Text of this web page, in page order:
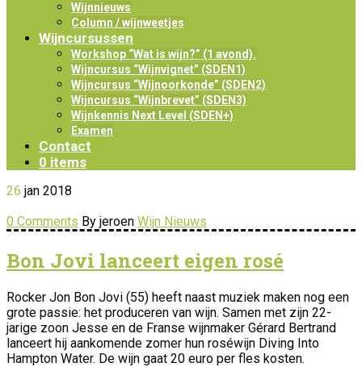
Wijnnieuws
Column / wijnweetjes
Wijncursussen
Workshop “Wat is wijn?” (1 avond).
Wijncursus “Wijnvignet” (SDEN1)
Wijncursus “Wijnoorkonde” (SDEN2)
Wijncursus “Wijnbrevet” (SDEN3)
Wijnkennis Next Level (SDEN+)
Examen
Contact
0 items
26 jan 2018
0 Comments By jeroen Wijn Nieuws
Bon Jovi lanceert eigen rosé
Rocker Jon Bon Jovi (55) heeft naast muziek maken nog een
grote passie: het produceren van wijn. Samen met zijn 22-
jarige zoon Jesse en de Franse wijnmaker Gérard Bertrand
lanceert hij aankomende zomer hun roséwijn Diving Into
Hampton Water. De wijn gaat 20 euro per fles kosten.